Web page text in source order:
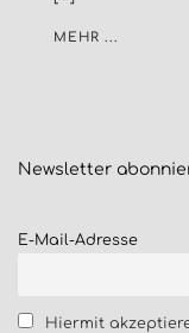
MEHR ...
Newsletter
E-Mail-Adresse
Hiermit